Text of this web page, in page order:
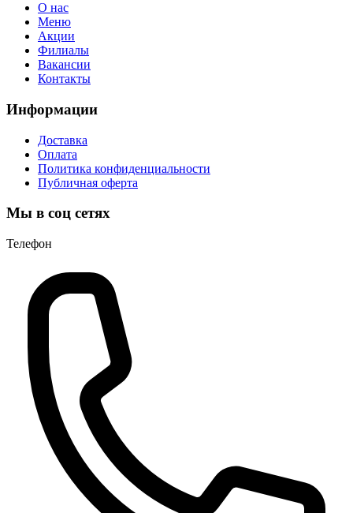
О нас
Меню
Акции
Филиалы
Вакансии
Контакты
Информации
Доставка
Оплата
Политика конфиденциальности
Публичная оферта
Мы в соц сетях
Телефон